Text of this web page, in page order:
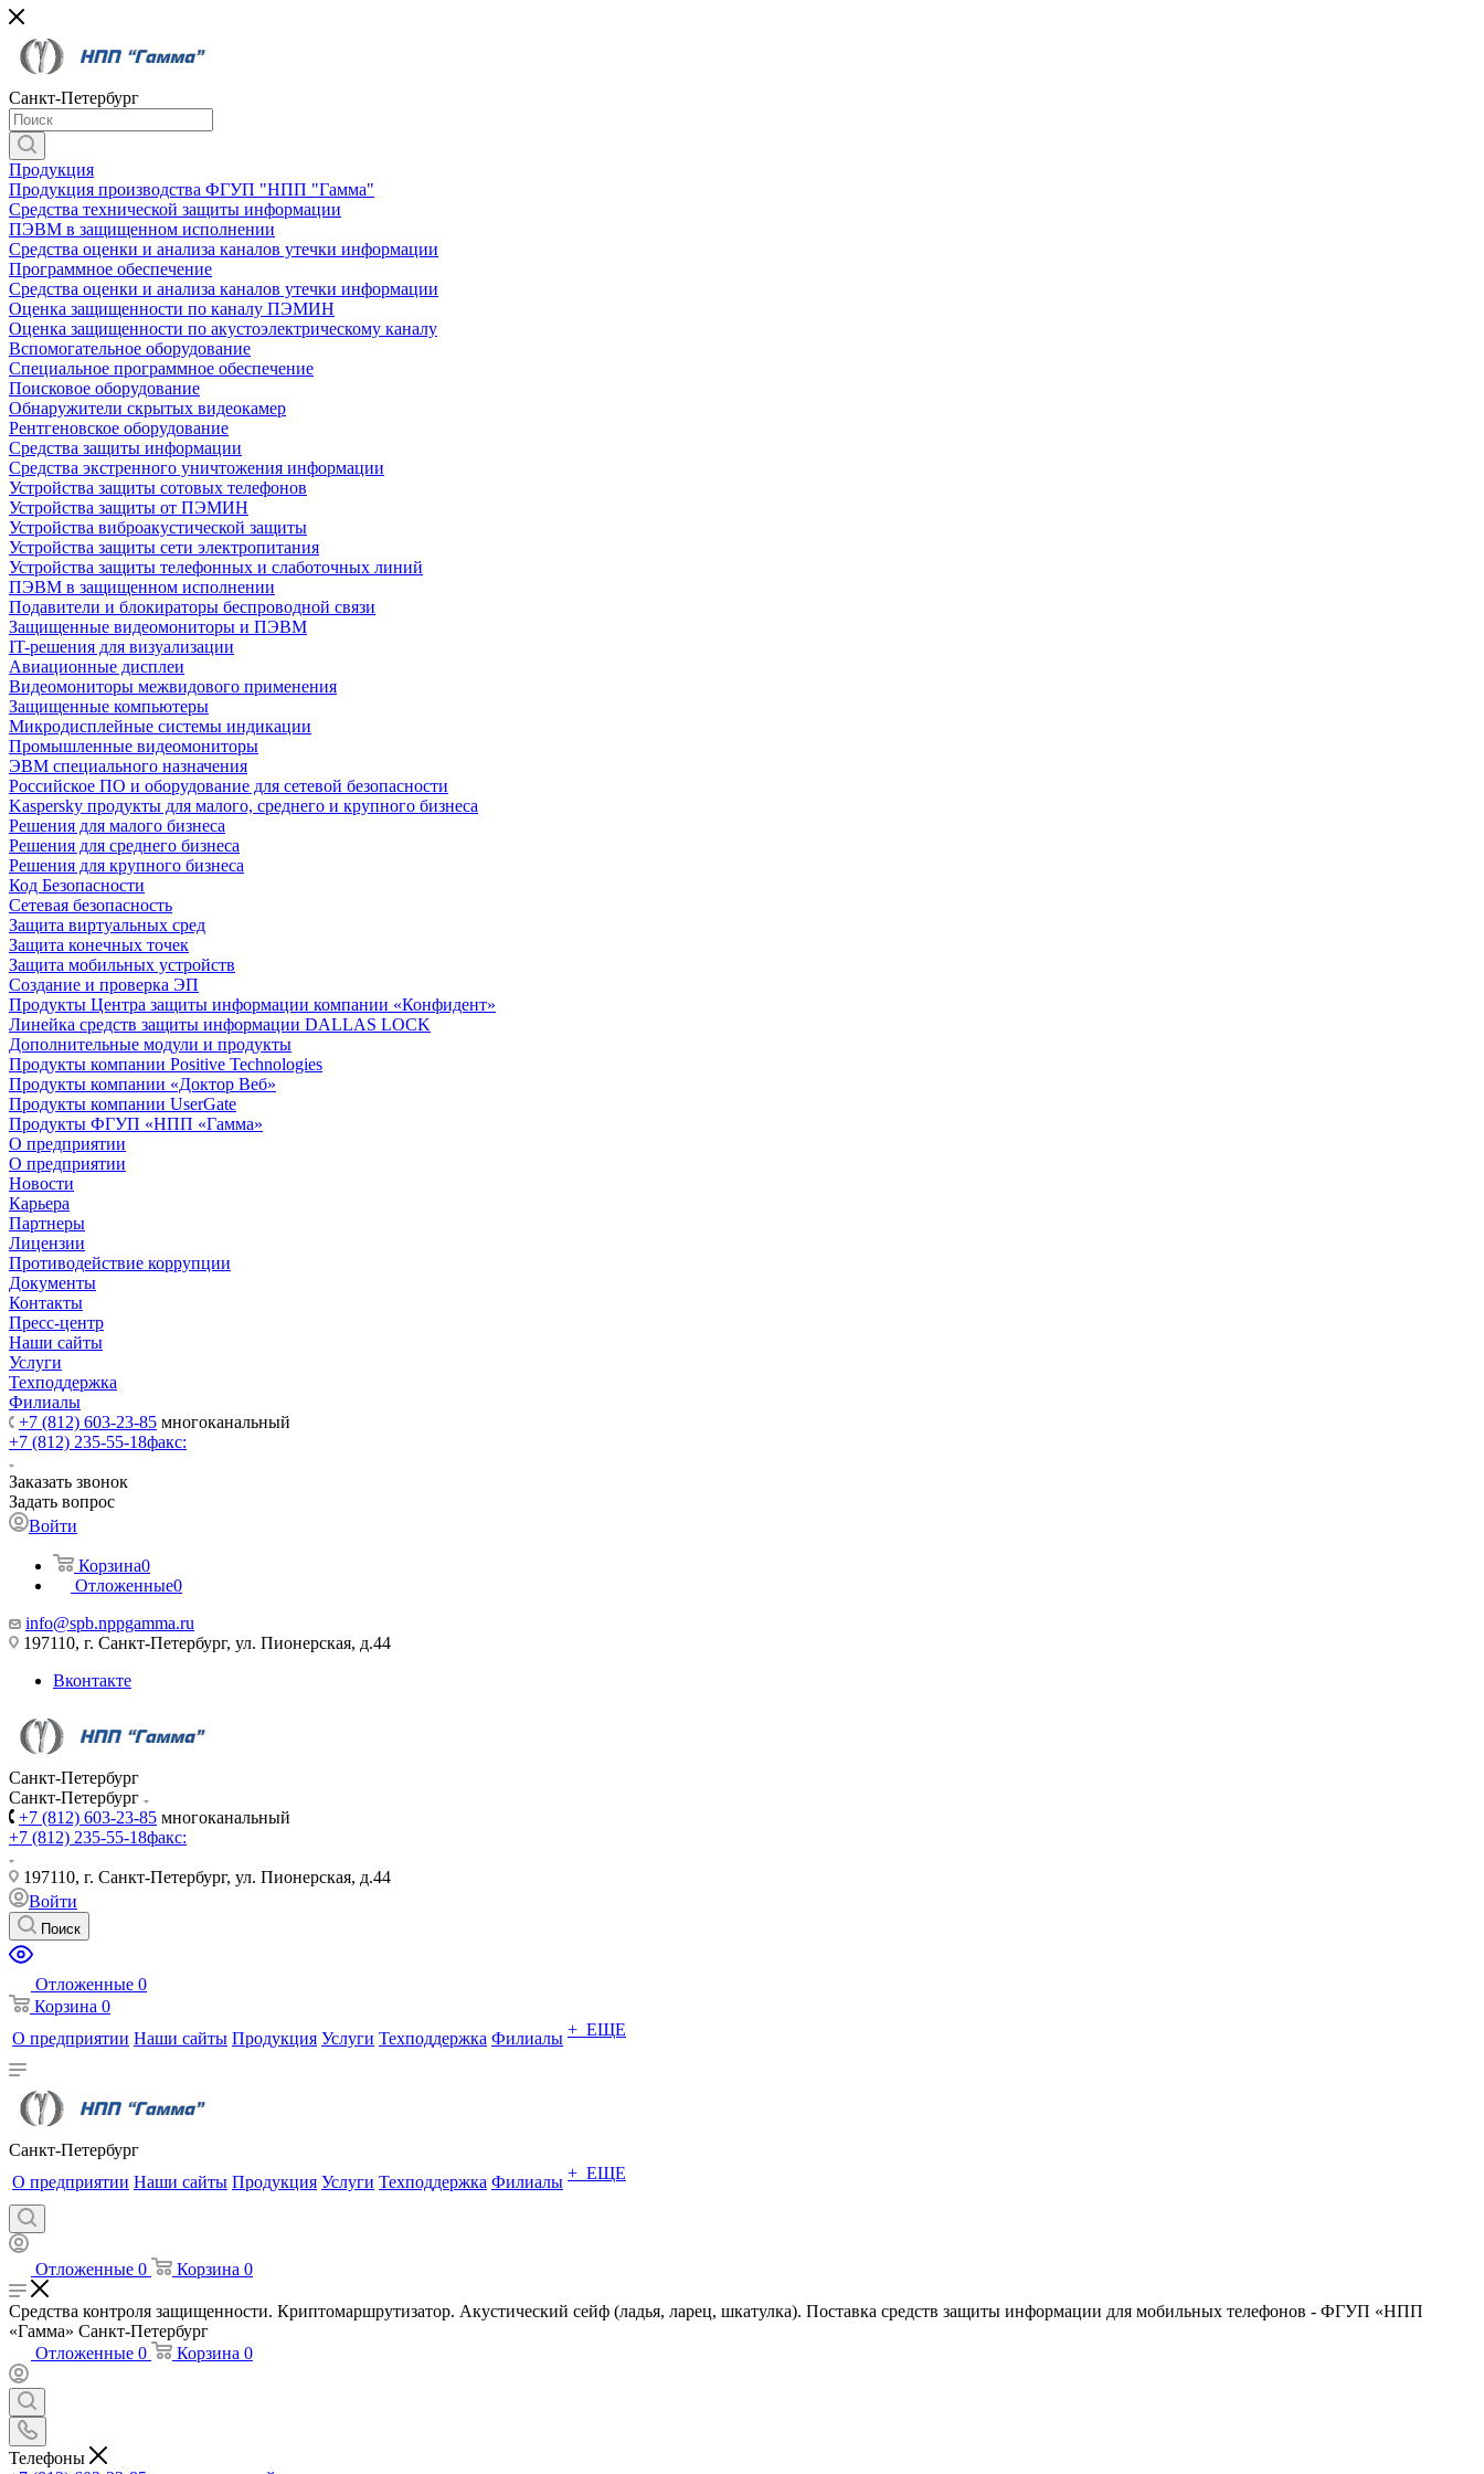
Санкт-Петербург
Продукция
Продукция производства ФГУП "НПП "Гамма"
Средства технической защиты информации
ПЭВМ в защищенном исполнении
Средства оценки и анализа каналов утечки информации
Программное обеспечение
Средства оценки и анализа каналов утечки информации
Оценка защищенности по каналу ПЭМИН
Оценка защищенности по акустоэлектрическому каналу
Вспомогательное оборудование
Специальное программное обеспечение
Поисковое оборудование
Обнаружители скрытых видеокамер
Рентгеновское оборудование
Средства защиты информации
Средства экстренного уничтожения информации
Устройства защиты сотовых телефонов
Устройства защиты от ПЭМИН
Устройства виброакустической защиты
Устройства защиты сети электропитания
Устройства защиты телефонных и слаботочных линий
ПЭВМ в защищенном исполнении
Подавители и блокираторы беспроводной связи
Защищенные видеомониторы и ПЭВМ
IT-решения для визуализации
Авиационные дисплеи
Видеомониторы межвидового применения
Защищенные компьютеры
Микродисплейные системы индикации
Промышленные видеомониторы
ЭВМ специального назначения
Российское ПО и оборудование для сетевой безопасности
Kaspersky продукты для малого, среднего и крупного бизнеса
Решения для малого бизнеса
Решения для среднего бизнеса
Решения для крупного бизнеса
Код Безопасности
Сетевая безопасность
Защита виртуальных сред
Защита конечных точек
Защита мобильных устройств
Создание и проверка ЭП
Продукты Центра защиты информации компании «Конфидент»
Линейка средств защиты информации DALLAS LOCK
Дополнительные модули и продукты
Продукты компании Positive Technologies
Продукты компании «Доктор Веб»
Продукты компании UserGate
Продукты ФГУП «НПП «Гамма»
О предприятии
О предприятии
Новости
Карьера
Партнеры
Лицензии
Противодействие коррупции
Документы
Контакты
Пресс-центр
Наши сайты
Услуги
Техподдержка
Филиалы
+7 (812) 603-23-85 многоканальный
+7 (812) 235-55-18факс:
Заказать звонок
Задать вопрос
Войти
Корзина0
Отложенные0
info@spb.nppgamma.ru
197110, г. Санкт-Петербург, ул. Пионерская, д.44
Вконтакте
Санкт-Петербург
Санкт-Петербург
+7 (812) 603-23-85 многоканальный
+7 (812) 235-55-18факс:
197110, г. Санкт-Петербург, ул. Пионерская, д.44
Войти
Поиск
Отложенные 0
Корзина 0
О предприятии Наши сайты Продукция Услуги Техподдержка Филиалы + ЕЩЕ
Санкт-Петербург
О предприятии Наши сайты Продукция Услуги Техподдержка Филиалы + ЕЩЕ
Отложенные 0 Корзина 0
Средства контроля защищенности. Криптомаршрутизатор. Акустический сейф (ладья, ларец, шкатулка). Поставка средств защиты информации для мобильных телефонов - ФГУП «НПП
«Гамма» Санкт-Петербург
Отложенные 0 Корзина 0
Телефоны